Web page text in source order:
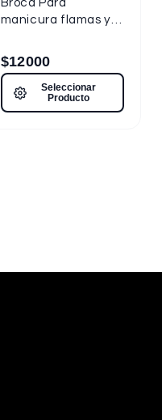
Broca Para
manicura flamas y
$12000
Seleccionar
Producto